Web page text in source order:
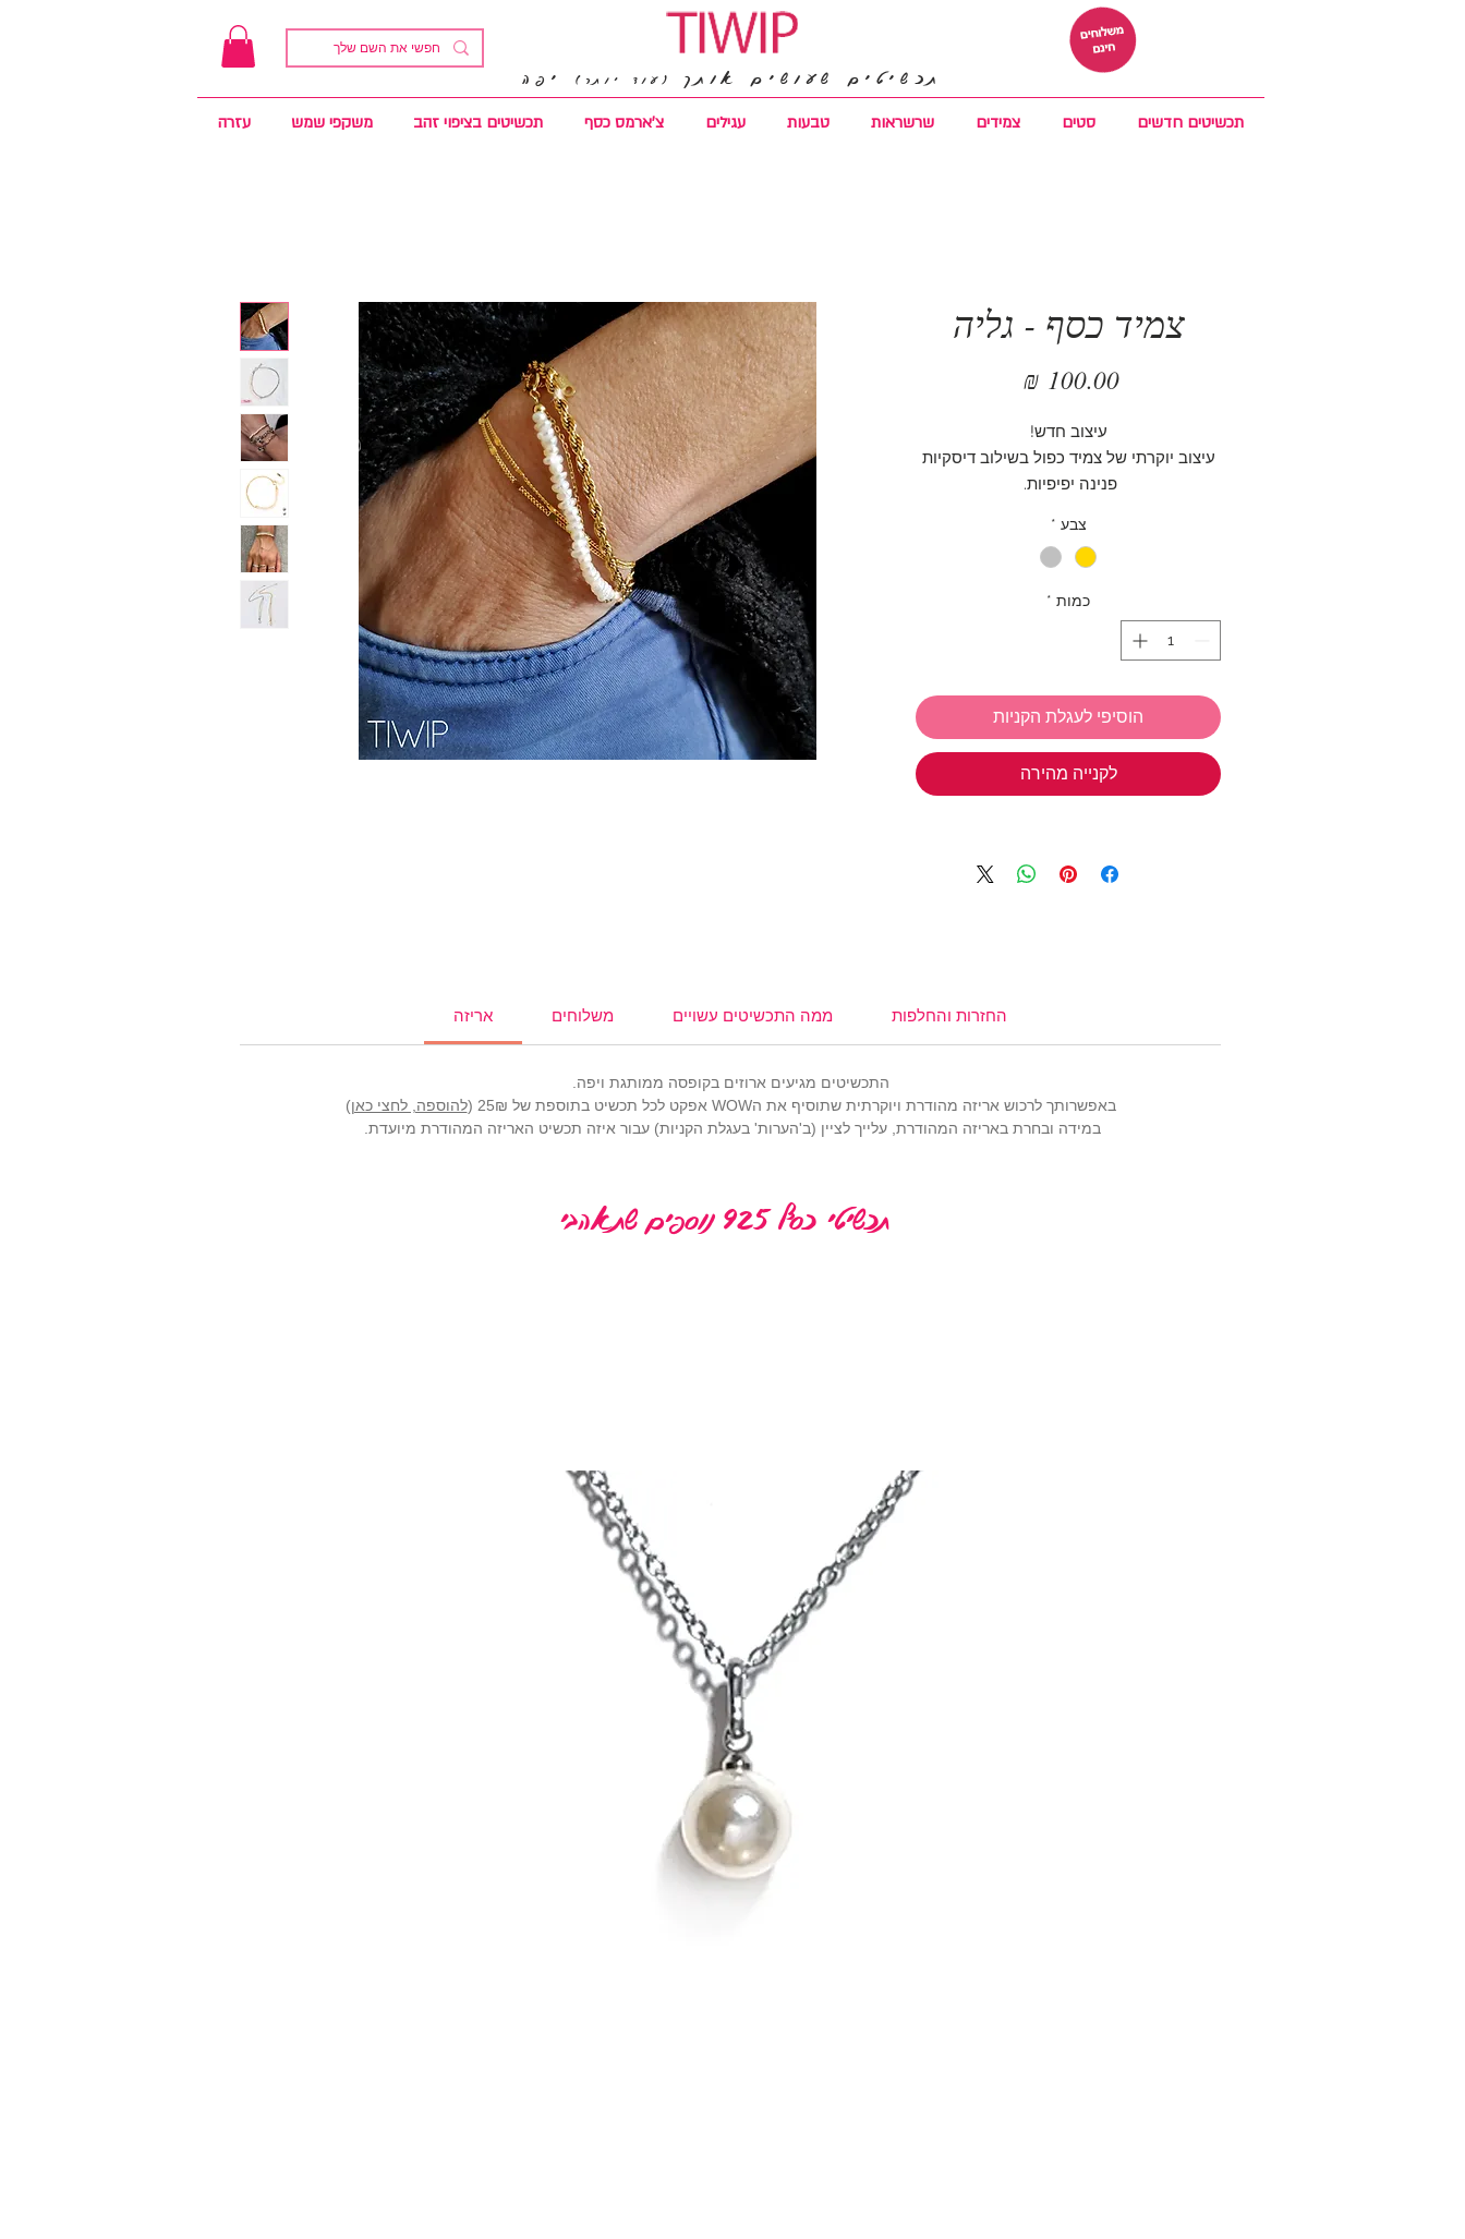
תכשיטים שעושים אותך (עוד יותר) יפה
תכשיטים חדשים סטים צמידים שרשראות טבעות עגילים צ'ארמס כסף תכשיטים בציפוי זהב משקפי שמש עזרה
צמיד כסף - גליה
‏100.00 ‏₪ מחיר
עיצוב חדש!
עיצוב יוקרתי של צמיד כפול בשילוב דיסקיות
פנינה יפיפיות.
הצבעים הצמיד עצמו עשוי סטרלינג כסף 925.
מתנות
אז אל תשכחי את המבצע שלנו
בחרי 3 תכשיטים ושלמי רק 250₪ והמשלוח
חינם!
*ניתן לבחור מכל הקולקציות
,שרשראות למשקפיים
צבע *
כמות *
הוסיפי לעגלת הקניות
לקנייה מהירה
אריזה משלוחים ממה התכשיטים עשויים החזרות והחלפות
התכשיטים מגיעים ארוזים בקופסה ממותגת ויפה.
באפשרותך לרכוש אריזה מהודרת ויוקרתית שתוסיף את הWOW אפקט לכל תכשיט בתוספת של 25₪ (
להוספה, לחצי כאן)
במידה ובחרת באריזה המהודרת, עלייך לציין (ב'הערות' בעגלת הקניות) עבור איזה תכשיט האריזה המהודרת מיועדת.
תכשיטי כסף 925 נוספים שתאהבי